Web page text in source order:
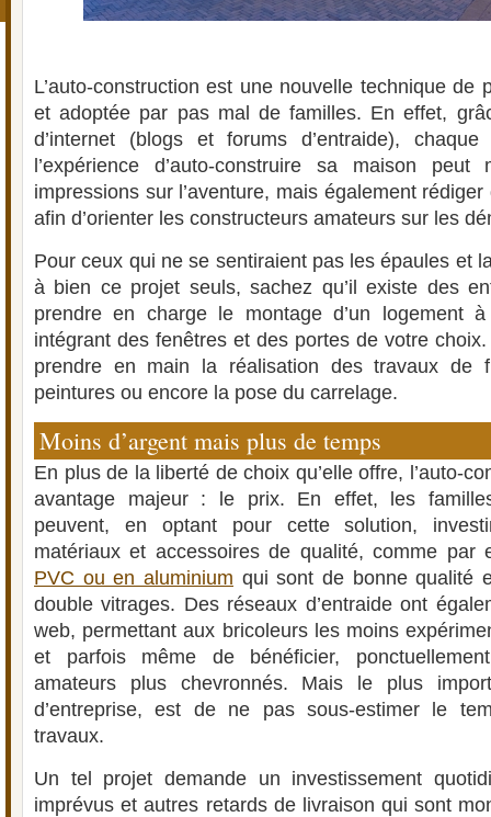
L’auto-construction est une nouvelle technique de
et adoptée par pas mal de familles. En effet,
d’internet (blogs et forums d’entraide),
l’expérience d’auto-construire sa maison
impressions sur l’aventure, mais également
afin d’orienter les constructeurs amateurs sur les
Pour ceux qui ne se sentiraient pas les épaules et
à bien ce projet seuls, sachez qu’il existe des
prendre en charge le montage d’un logement
intégrant des fenêtres et des portes de votre
prendre en main la réalisation des travaux de
peintures ou encore la pose du carrelage.
Moins d’argent mais plus de temps
En plus de la liberté de choix qu’elle offre, l’auto-
avantage majeur : le prix. En effet, les
peuvent, en optant pour cette solution,
matériaux et accessoires de qualité, comme par
PVC ou en aluminium qui sont de bonne qualité
double vitrages. Des réseaux d’entraide ont
web, permettant aux bricoleurs les moins
et parfois même de bénéficier,
amateurs plus chevronnés. Mais le plus
d’entreprise, est de ne pas sous-estimer le
travaux.
Un tel projet demande un investissement
imprévus et autres retards de livraison qui sont